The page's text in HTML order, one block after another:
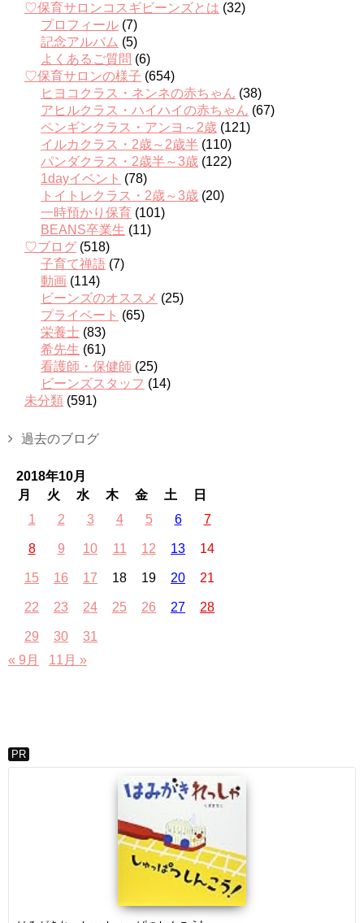
♡保育サロンコスギビーンズとは (32)
プロフィール (7)
記念アルバム (5)
よくあるご質問 (6)
♡保育サロンの様子 (654)
ヒヨコクラス・ネンネの赤ちゃん (38)
アヒルクラス・ハイハイの赤ちゃん (67)
ペンギンクラス・アンヨ～2歳 (121)
イルカクラス・2歳～2歳半 (110)
パンダクラス・2歳半～3歳 (122)
1dayイベント (78)
トイトレクラス・2歳～3歳 (20)
一時預かり保育 (101)
BEANS卒業生 (11)
♡ブログ (518)
子育て禅語 (7)
動画 (114)
ビーンズのオススメ (25)
プライベート (65)
栄養士 (83)
希先生 (61)
看護師・保健師 (25)
ビーンズスタッフ (14)
未分類 (591)
過去のブログ
2018年10月
月
火 水 木 金 土
日
1
2 3 4 5 6 7
8 9 10 11 12 13 14
15 16 17 18 19 20 21
22 23 24 25 26 27 28
29 30
31
« 9月
11月 »
PR